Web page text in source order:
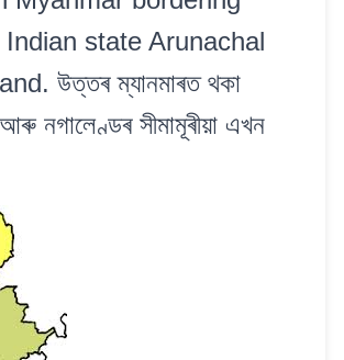
state Arunachal
উত্তৰ ম্যানমাৰত থকা
নগালেণ্ডৰ সীমামূৰীয়া এখন